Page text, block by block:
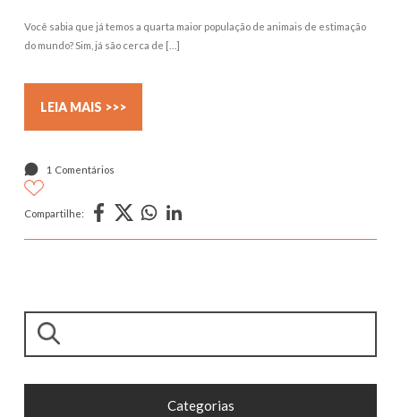
Você sabia que já temos a quarta maior população de animais de estimação
do mundo? Sim, já são cerca de […]
LEIA MAIS >>>
1 Comentários
Compartilhe:
Pesquisar
Categorias